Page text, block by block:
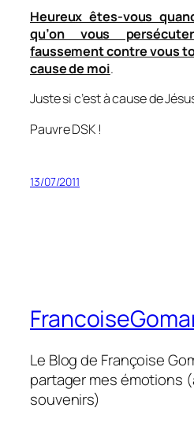
Heureux êtes-vous
qu’on vous
faussement contre vous
cause de moi.
Juste si c’est à cause de
Pauvre DSK !
13/07/2011
Le Blog de Françoise
partager mes émotions
souvenirs)